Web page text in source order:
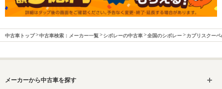
中古車トップ 中古車検索：メーカー一覧 シボレーの中古車 全国のシボレー カプリスクー
メーカーから中古車を探す